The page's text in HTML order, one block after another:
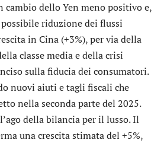
cambio dello Yen meno positivo e,
riduzione dei flussi
in Cina (+3%), per via della
classe media e della crisi
sulla fiducia dei consumatori.
nuovi aiuti e tagli fiscali che
nella seconda parte del 2025.
della bilancia per il lusso. Il
una crescita stimata del +5%,